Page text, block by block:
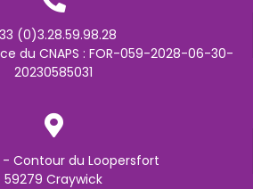
(0)3.28.59.98.28
du CNAPS : FOR-059-2028-06-30-
20230585031
- Contour du Loopersfort
59279 Craywick